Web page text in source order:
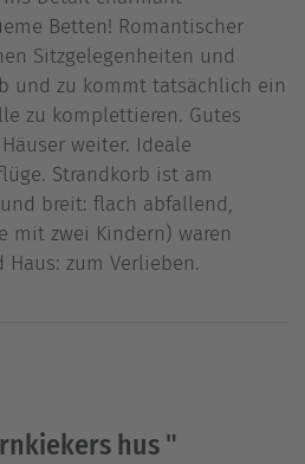
Betten! Romantischer
Sitzgelegenheiten und
und zu kommt tatsächlich ein
zu komplettieren. Gutes
weiter. Ideale
Strandkorb ist am
breit: flach abfallend,
mit zwei Kindern) waren
Haus: zum Verlieben.
hus "